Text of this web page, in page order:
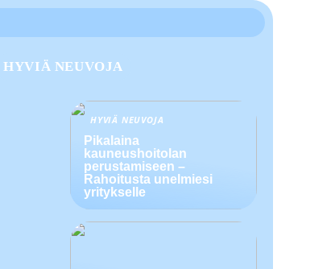
HYVIÄ NEUVOJA
HYVIÄ NEUVOJA
Pikalaina
kauneushoitolan
perustamiseen –
Rahoitusta unelmiesi
yritykselle